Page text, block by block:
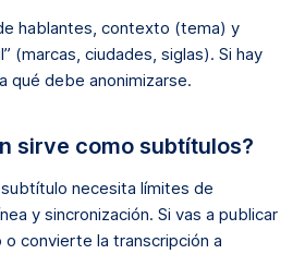
hablantes, contexto (tema) y
(marcas, ciudades, siglas). Si hay
qué debe anonimizarse.
sirve como subtítulos?
necesita límites de
y sincronización. Si vas a publicar
convierte la transcripción a